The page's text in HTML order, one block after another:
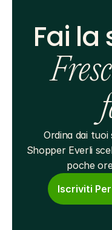
Fai la
Ordina dai
Shopper Everli
poche
Iscriviti